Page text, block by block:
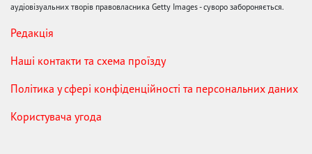
аудіовізуальних творів правовласника Getty Images - суворо забороняється.
Редакція
Наші контакти та схема проїзду
Політика у сфері конфіденційності та персональних даних
Користувача угода